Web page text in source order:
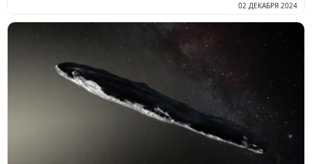
02 ДЕКАБРЯ 2024